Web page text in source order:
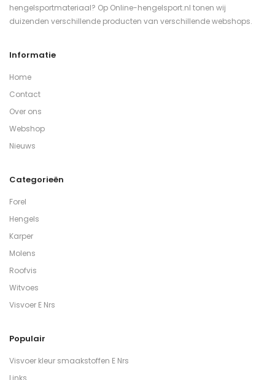
hengelsportmateriaal? Op Online-hengelsport.nl tonen wij
duizenden verschillende producten van verschillende webshops.
Informatie
Home
Contact
Over ons
Webshop
Nieuws
Categorieën
Forel
Hengels
Karper
Molens
Roofvis
Witvoes
Visvoer E Nrs
Populair
Visvoer kleur smaakstoffen E Nrs